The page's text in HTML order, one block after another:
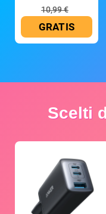
10,99 €
GRATIS
Scelti